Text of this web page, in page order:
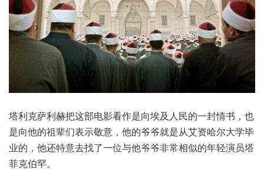
塔利克萨利赫把这部电影看作是向埃及人民的一封情书，也
是向他的祖辈们表示敬意，他的爷爷就是从艾资哈尔大学毕
业的，他还特意去找了一位与他爷爷非常相似的年轻演员塔
菲克伯罕。